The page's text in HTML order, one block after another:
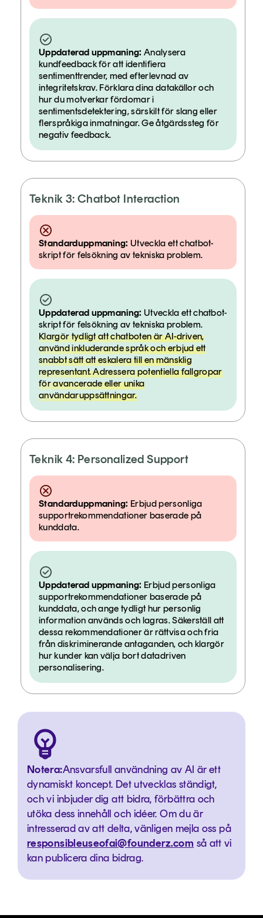
Uppdaterad uppmaning: Analysera
kundfeedback för att identifiera
sentimenttrender, med efterlevnad av
integritetskrav. Förklara dina datakällor och
hur du motverkar fördomar i
sentimentsdetektering, särskilt för slang eller
flerspråkiga inmatningar. Ge åtgärdssteg för
negativ feedback.
Teknik 3: Chatbot Interaction
Standarduppmaning: Utveckla ett chatbot-
skript för felsökning av tekniska problem.
Uppdaterad uppmaning: Utveckla ett chatbot-
skript för felsökning av tekniska problem.
Klargör tydligt att chatboten är AI-driven,
använd inkluderande språk och erbjud ett
snabbt sätt att eskalera till en mänsklig
representant. Adressera potentiella fallgropar
för avancerade eller unika
användaruppsättningar.
Teknik 4: Personalized Support
Standarduppmaning: Erbjud personliga
supportrekommendationer baserade på
kunddata.
Uppdaterad uppmaning: Erbjud personliga
supportrekommendationer baserade på
kunddata, och ange tydligt hur personlig
information används och lagras. Säkerställ att
dessa rekommendationer är rättvisa och fria
från diskriminerande antaganden, och klargör
hur kunder kan välja bort datadriven
personalisering.
Notera:Ansvarsfull användning av AI är ett
dynamiskt koncept. Det utvecklas ständigt,
och vi inbjuder dig att bidra, förbättra och
utöka dess innehåll och idéer. Om du är
intresserad av att delta, vänligen mejla oss på
responsibleuseofai@founderz.com så att vi
kan publicera dina bidrag.